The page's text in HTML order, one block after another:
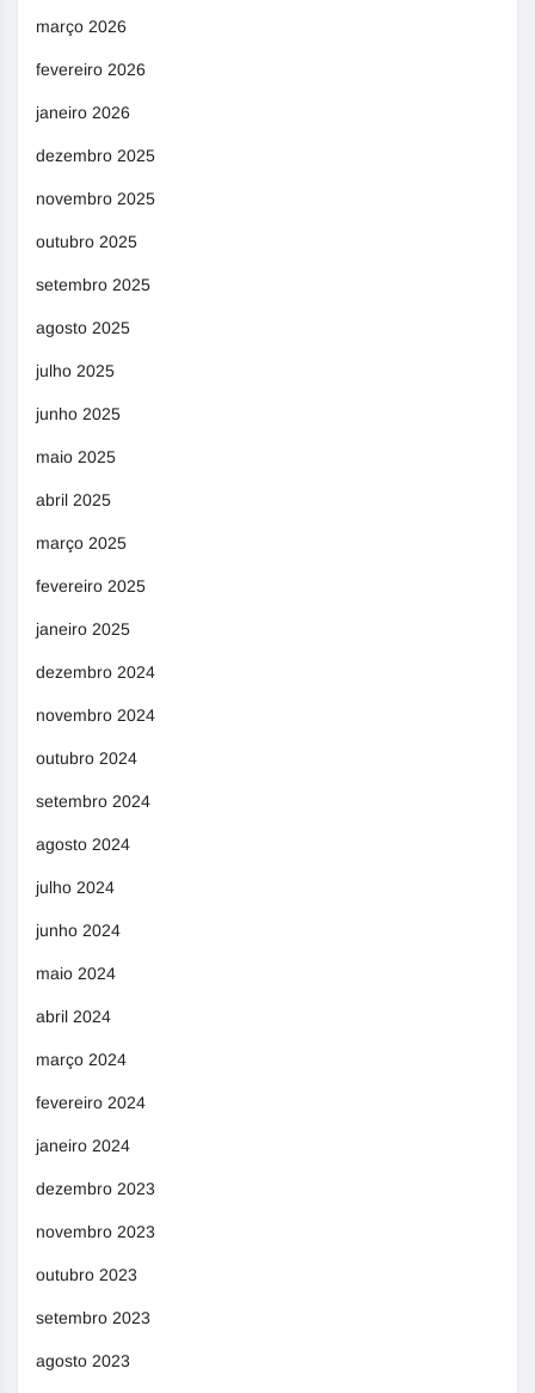
março 2026
fevereiro 2026
janeiro 2026
dezembro 2025
novembro 2025
outubro 2025
setembro 2025
agosto 2025
julho 2025
junho 2025
maio 2025
abril 2025
março 2025
fevereiro 2025
janeiro 2025
dezembro 2024
novembro 2024
outubro 2024
setembro 2024
agosto 2024
julho 2024
junho 2024
maio 2024
abril 2024
março 2024
fevereiro 2024
janeiro 2024
dezembro 2023
novembro 2023
outubro 2023
setembro 2023
agosto 2023